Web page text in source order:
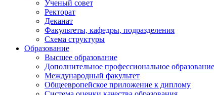
заведением в Сибири[2] и до сих пор
Глинки.
Ученый совет
Ректорат
Деканат
Факультеты, кафедры, подразделения
Схема структуры
Образование
Высшее образование
Дополнительное профессиональное образование
Международный факультет
Общеевропейское приложение к диплому